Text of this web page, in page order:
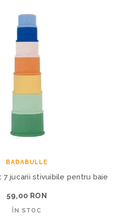
BADABULLE
7 jucarii stivuibile pentru baie
59,00 RON
ÎN STOC